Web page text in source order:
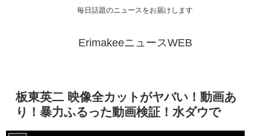
毎日話題のニュースをお届けします
ErimakeeニュースWEB
板東英二 映像全カットがヤバい！動画あ
り！暴力ふるった動画検証！水ダウで